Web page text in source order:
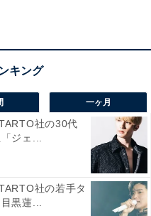
一ヶ月
社の30代
ジェ...
社の若手タ
黒蓮...